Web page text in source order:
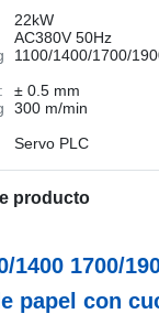
22kW
AC380V 50Hz
1100/1400/1700/
± 0.5 mm
300 m/min
Servo PLC
producto
1400 1700/
papel con